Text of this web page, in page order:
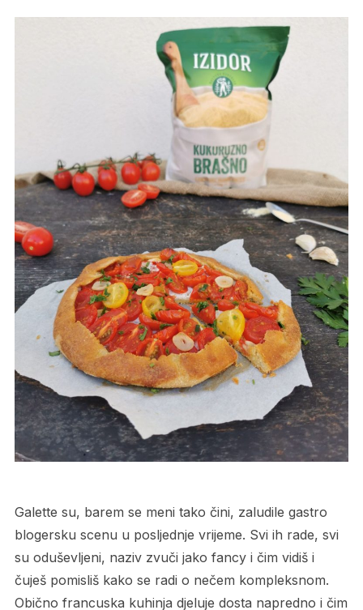
Galette su, barem se meni tako čini, zaludile gastro
blogersku scenu u posljednje vrijeme. Svi ih rade, svi
su oduševljeni, naziv zvuči jako fancy i čim vidiš i
čuješ pomisliš kako se radi o nečem kompleksnom.
Obično francuska kuhinja djeluje dosta napredno i čim